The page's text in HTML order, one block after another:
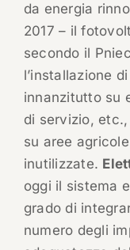
da energia
2017 – il
secondo il
l’installazione di
innanzitutto su
di servizio,
su aree
inutilizzate.
oggi il sistema
grado di
numero degli